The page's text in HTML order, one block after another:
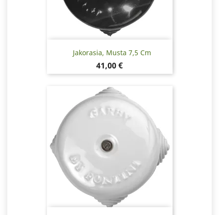
Jakorasia, Musta 7,5 Cm
Hinta
41,00 €